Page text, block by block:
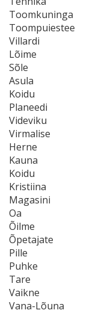
Toomkuninga
Toompuiestee
Villardi
Lõime
Sõle
Asula
Koidu
Planeedi
Videviku
Virmalise
Herne
Kauna
Koidu
Kristiina
Magasini
Oa
Õilme
Õpetajate
Pille
Puhke
Tare
Vaikne
Vana-Lõuna